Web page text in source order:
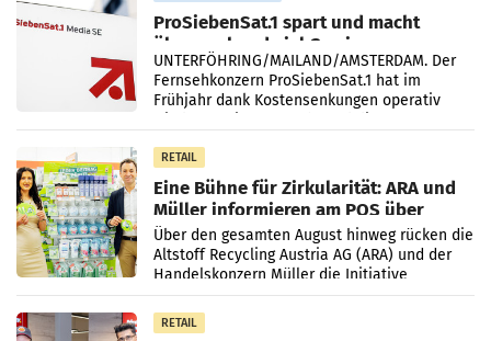
ProSiebenSat.1 spart und macht
überraschend viel Gewinn
UNTERFÖHRING/MAILAND/AMSTERDAM. Der
Fernsehkonzern ProSiebenSat.1 hat im
Frühjahr dank Kostensenkungen operativ
RETAIL
Eine Bühne für Zirkularität: ARA und
Müller informieren am POS über
Kreislauffähigkeit
Über den gesamten August hinweg rücken die
Altstoff Recycling Austria AG (ARA) und der
Handelskonzern Müller die Initiative
„Kreislauf-Helden“ in allen österreichischen
Müller-Filialen
RETAIL